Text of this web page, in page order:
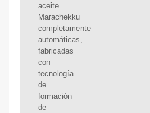
aceite
Marachekku
completamente
automáticas,
fabricadas
con
tecnología
de
formación
de